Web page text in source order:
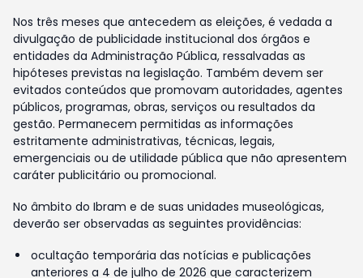
Nos três meses que antecedem as eleições, é vedada a
divulgação de publicidade institucional dos órgãos e
entidades da Administração Pública, ressalvadas as
hipóteses previstas na legislação. Também devem ser
evitados conteúdos que promovam autoridades, agentes
públicos, programas, obras, serviços ou resultados da
gestão. Permanecem permitidas as informações
estritamente administrativas, técnicas, legais,
emergenciais ou de utilidade pública que não apresentem
caráter publicitário ou promocional.
No âmbito do Ibram e de suas unidades museológicas,
deverão ser observadas as seguintes providências:
ocultação temporária das notícias e publicações
anteriores a 4 de julho de 2026 que caracterizem